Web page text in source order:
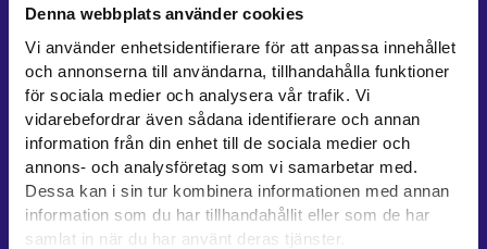
Denna webbplats använder cookies
Vi använder enhetsidentifierare för att anpassa innehållet
och annonserna till användarna, tillhandahålla funktioner
för sociala medier och analysera vår trafik. Vi
vidarebefordrar även sådana identifierare och annan
information från din enhet till de sociala medier och
annons- och analysföretag som vi samarbetar med.
Dessa kan i sin tur kombinera informationen med annan
information som du har tillhandahållit eller som de har
samlat in när du har använt deras tjänster.
Kontaktuppgifter till sysselsättningsområden
Stöd för e-tjänster
Information om utkomstskydd för arbetslösa
Rådgivningstjänster för arbetsgivare och företagare
Anvisningar för avsnitten E-tjänster och Min karriärstig
Stöd och respons
Mer information